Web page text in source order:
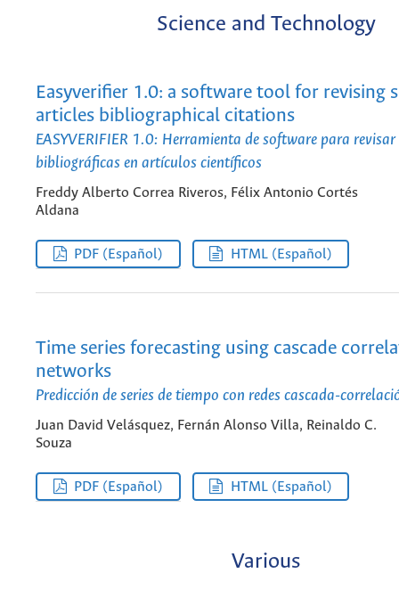
Science and Technology
Easyverifier 1.0: a software tool for revising
articles bibliographical citations
EASYVERIFIER 1.0: Herramienta de software para
bibliográficas en artículos científicos
Freddy Alberto Correa Riveros, Félix Antonio Cortés
Aldana
PDF (Español) HTML (Español)
Time series forecasting using cascade
networks
Predicción de series de tiempo con redes cascada-
Juan David Velásquez, Fernán Alonso Villa, Reinaldo C.
Souza
PDF (Español) HTML (Español)
Various